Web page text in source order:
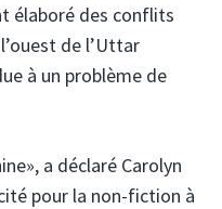
élaboré des conflits
de l’Uttar
à un problème de
a déclaré Carolyn
pour la non-fiction à